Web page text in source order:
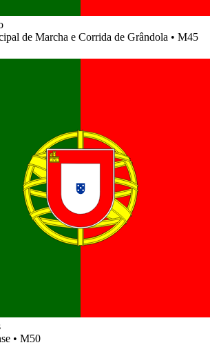
de Marcha e Corrida de Grândola • M45
• M50